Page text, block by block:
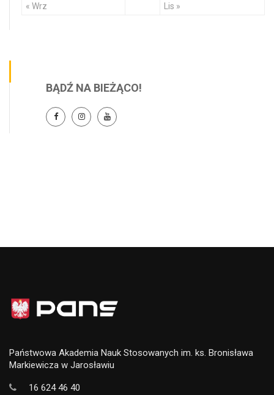
« Wrz Lis »
BĄDŹ NA BIEŻĄCO!
Państwowa Akademia Nauk Stosowanych im. ks. Bronisława
Markiewicza w Jarosławiu
16 624 46 40